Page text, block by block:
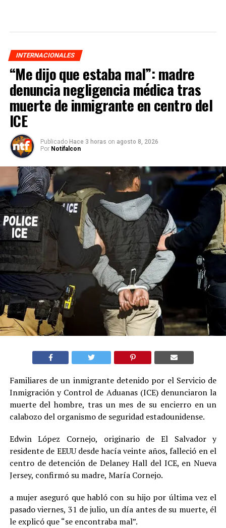
INTERNACIONALES
“Me dijo que estaba mal”: madre
denuncia negligencia médica tras
muerte de inmigrante en centro del
ICE
Publicado Hace 3 horas on agosto 8, 2026
Por Notifalcon
Familiares de un inmigrante detenido por el Servicio de
Inmigración y Control de Aduanas (ICE) denunciaron la
muerte del hombre, tras un mes de su encierro en un
calabozo del organismo de seguridad estadounidense.
Edwin López Cornejo, originario de El Salvador y
residente de EEUU desde hacía veinte años, falleció en el
centro de detención de Delaney Hall del ICE, en Nueva
Jersey, confirmó su madre, María Cornejo.
a mujer aseguró que habló con su hijo por última vez el
pasado viernes, 31 de julio, un día antes de su muerte, él
le explicó que “se encontraba mal”.